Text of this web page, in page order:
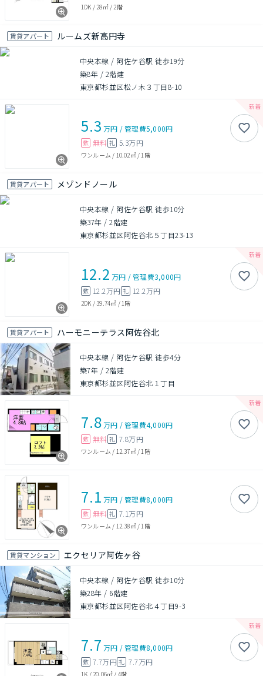
1DK / 28㎡/ 2階
賃貸アパート ルームズ新高円寺
中央本線 / 阿佐ケ谷駅 徒歩19分
築8年 / 2階建
東京都杉並区松ノ木３丁目8-10
5.3 万円 /管理費5,000円
敷 無料 礼 5.3万円
ワンルーム / 10.02㎡/ 1階
賃貸アパート メゾンドノール
中央本線 / 阿佐ケ谷駅 徒歩10分
築37年 /2階建
東京都杉並区阿佐谷北５丁目23-13
12.2 万円 /管理費3,000円
敷 12.2万円 礼 12.2万円
2DK /39.74㎡ / 1階
賃貸アパート ハーモニーテラス阿佐谷北
中央本線 / 阿佐ケ谷駅 徒歩4分
築7年 / 2階建
東京都杉並区阿佐谷北１丁目
7.8万円 /管理費4,000円
敷 無料 礼 7.8万円
ワンルーム / 12.37㎡/ 1階
7.1 万円 /管理費8,000円
敷 無料 礼 7.1万円
ワンルーム / 12.38㎡/ 1階
賃貸マンション エクセリア阿佐ヶ谷
中央本線 / 阿佐ケ谷駅 徒歩10分
築28年 / 6階建
東京都杉並区阿佐谷北４丁目9-3
7.7 万円 /管理費8,000円
敷 7.7万円礼 7.7万円
1K / 20.06㎡ / 4階